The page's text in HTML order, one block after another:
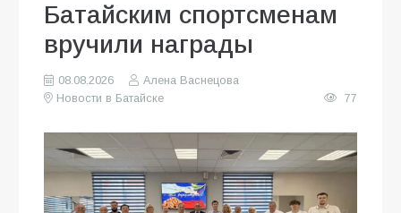
Батайским спортсменам
вручили награды
08.08.2026
Алена Васнецова
Новости в Батайске
77